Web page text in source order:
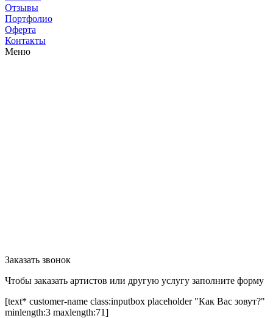
Отзывы
Портфолио
Оферта
Контакты
Меню
Заказать звонок
Чтобы заказать артистов или другую услугу заполните форму
[text* customer-name class:inputbox placeholder "Как Вас зовут?"
minlength:3 maxlength:71]